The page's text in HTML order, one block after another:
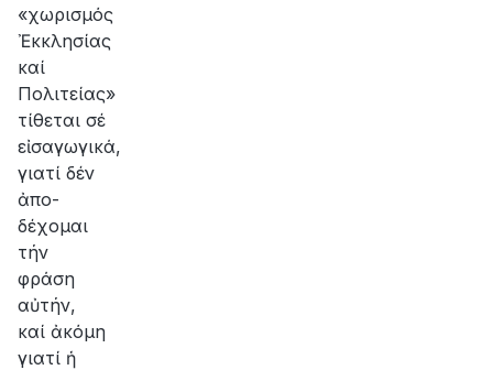
Ἀ
«χωρισμός
Ἐκκλησίας
καί
Πολιτείας»
τίθεται σέ
εἰσαγωγικά,
γιατί δέν
ἀπο­
δέχομαι
τήν
φράση
αὐτήν,
καί ἀκόμη
γιατί ἡ